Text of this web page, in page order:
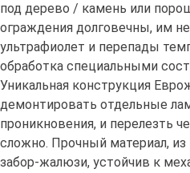
под дерево / камень или
ограждения долговечны, им
ультрафиолет и перепады
обработка специальными
Уникальная конструкция
демонтировать отдельные
проникновения, и перелезть
сложно. Прочный материал, из
забор-жалюзи, устойчив к